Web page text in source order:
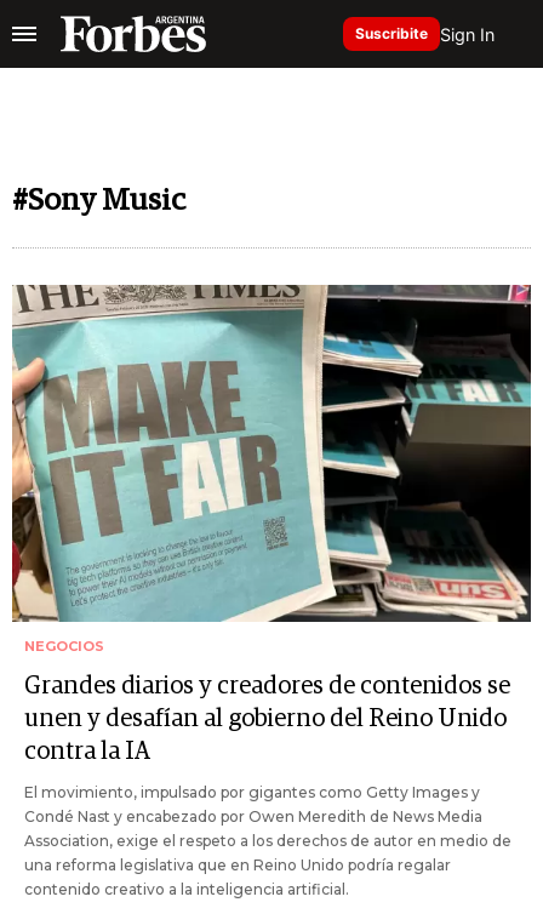
Suscribite Sign In
#Sony Music
NEGOCIOS
Grandes diarios y creadores de contenidos se
unen y desafían al gobierno del Reino Unido
contra la IA
El movimiento, impulsado por gigantes como Getty Images y
Condé Nast y encabezado por Owen Meredith de News Media
Association, exige el respeto a los derechos de autor en medio de
una reforma legislativa que en Reino Unido podría regalar
contenido creativo a la inteligencia artificial.